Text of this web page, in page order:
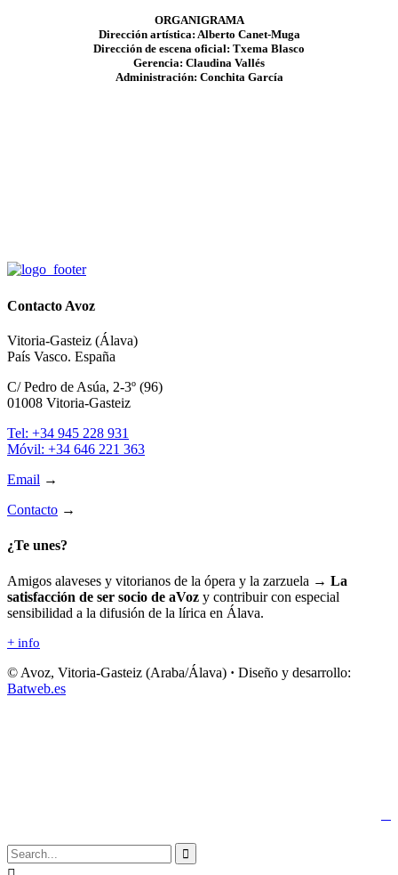
ORGANIGRAMA
Dirección artística: Alberto Canet-Muga
Dirección de escena oficial: Txema Blasco
Gerencia: Claudina Vallés
Administración: Conchita García
Contacto Avoz
Vitoria-Gasteiz (Álava)
País Vasco. España
C/ Pedro de Asúa, 2-3º (96)
01008 Vitoria-Gasteiz
Tel: +34 945 228 931
Móvil: +34 646 221 363
Email →
Contacto →
¿Te unes?
Amigos alaveses y vitorianos de la ópera y la zarzuela → La
satisfacción de ser socio de aVoz y contribuir con especial
sensibilidad a la difusión de la lírica en Álava.
+ info
© Avoz, Vitoria-Gasteiz (Araba/Álava) · Diseño y desarrollo:
Batweb.es
